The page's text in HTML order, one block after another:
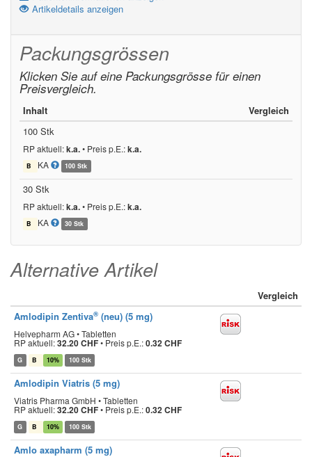
Artikeldetails anzeigen
Packungsgrössen
Klicken Sie auf eine Packungsgrösse für einen
Preisvergleich.
Inhalt
Vergleich
100 Stk
RP aktuell:k.a.• Preis p.E.:k.a.
B KA 100 Stk
30 Stk
RP aktuell:k.a.• Preis p.E.:k.a.
B KA 30 Stk
Alternative Artikel
Vergleich
Amlodipin Zentiva® (neu) (5 mg)
Helvepharm AG • Tabletten
RP aktuell:32.20 CHF• Preis p.E.:0.32 CHF
G B 10% 100 Stk
Amlodipin Viatris (5 mg)
Viatris Pharma GmbH • Tabletten
RP aktuell:32.20 CHF• Preis p.E.:0.32 CHF
G B 10% 100 Stk
Amlo axapharm (5 mg)